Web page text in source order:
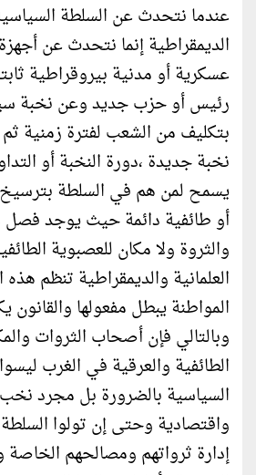
عندما نتحدث عن السلطة
الديمقراطية إنما نتحدث عن
عسكرية أو مدنية بيروقراطية
رئيس أو حزب جديد وعن نخبة
بتكليف من الشعب لفترة زمنية
نخبة جديدة ،دورة النخبة أو
يسمح لمن هم في السلطة
أو طائفية دائمة حيث يوجد فصل
والثروة ولا مكان للعصبوية
العلمانية والديمقراطية تنظم
المواطنة يبطل مفعولها والقانون
وبالتالي فإن أصحاب الثروات
الطائفية والعرقية في الغرب
السياسية بالضرورة بل مجرد
واقتصادية وحتى إن تولوا
إدارة ثرواتهم ومصالحهم الخاصة